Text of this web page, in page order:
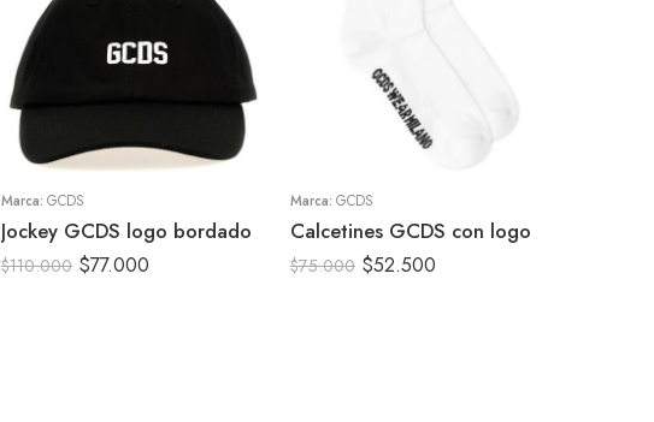
Marca: GCDS
Jockey GCDS logo bordado
$110.000 $77.000
Marca: GCDS
Calcetines GCDS con logo
$75.000 $52.500